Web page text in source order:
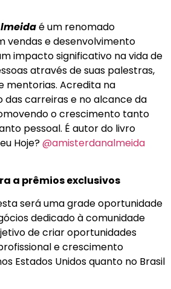
é um renomado
vendas e desenvolvimento
impacto significativo na vida de
através de suas palestras,
mentorias. Acredita na
carreiras e no alcance da
o crescimento tanto
pessoal. É autor do livro
Hoje?@amisterdanalmeida
a prêmios exclusivos
será uma grade oportunidade
dedicado à comunidade
de criar oportunidades
e crescimento
Estados Unidos quanto no Brasil